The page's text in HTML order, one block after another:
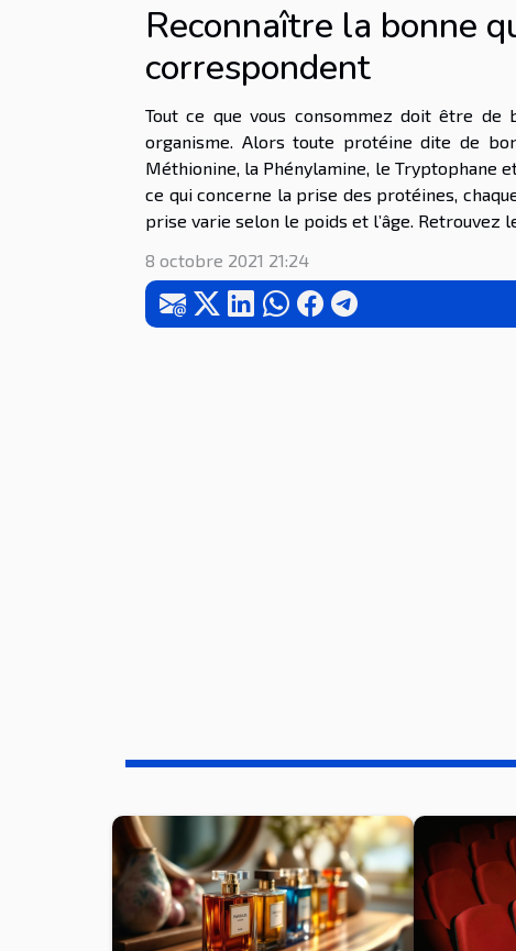
Reconnaître la bonne
correspondent
Tout ce que vous consommez doit être
organisme. Alors toute protéine dite de
Méthionine, la Phénylamine, le Tryptophane
ce qui concerne la prise des protéines,
prise varie selon le poids et l’âge. Retrouvez
8 octobre 2021 21:24